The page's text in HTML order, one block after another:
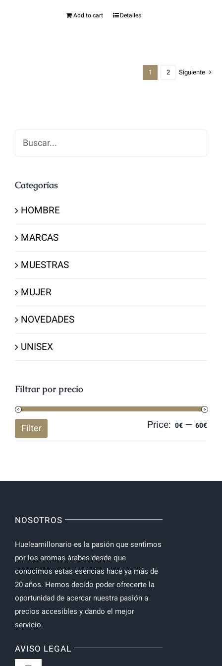
Add to cart Detalles
1 2 Siguiente
Buscar
Categorías
HOMBRE
MARCAS
MUESTRAS
MUJER
NOVEDADES
UNISEX
Filtrar por precio
Filter Price: 0€ — 60€
NOSOTROS
Hueleamillonario es la pasión que sentimos
por los aromas árabes desde que
conocimos estas esencias hace ya más de
20 años. Hemos decido poder ofrecerte la
oportunidad de acercar nuestra pasión a
precios accesibles y dando el mejor
servicio.
AVISO LEGAL